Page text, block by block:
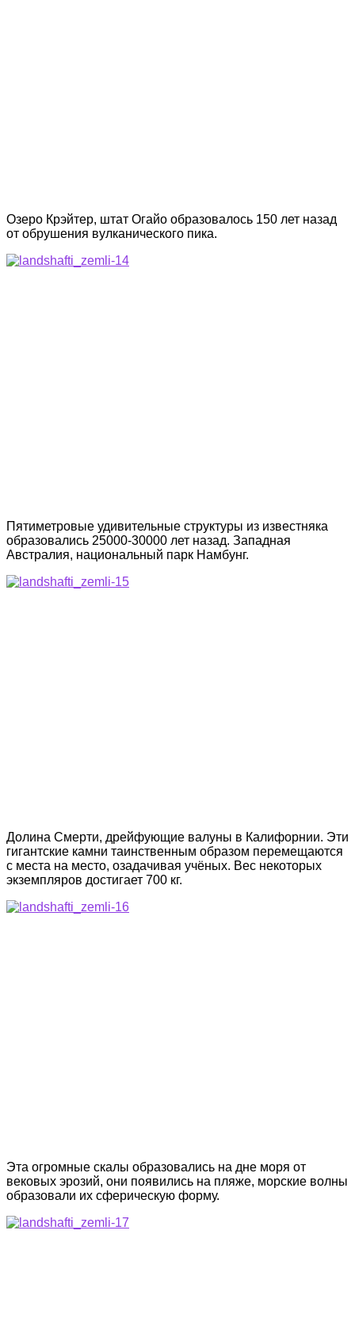
Озеро Крэйтер, штат Огайо образовалось 150 лет назад
от обрушения вулканического пика.
Пятиметровые удивительные структуры из известняка
образовались 25000-30000 лет назад. Западная
Австралия, национальный парк Намбунг.
Долина Смерти, дрейфующие валуны в Калифорнии. Эти
гигантские камни таинственным образом перемещаются
с места на место, озадачивая учёных. Вес некоторых
экземпляров достигает 700 кг.
Эта огромные скалы образовались на дне моря от
вековых эрозий, они появились на пляже, морские волны
образовали их сферическую форму.